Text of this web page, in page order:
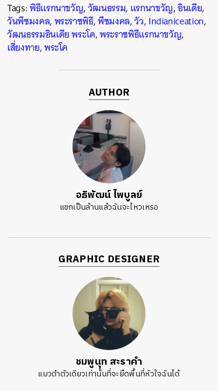
Tags:พิธีแรกนาขวัญ,วัฒนธรรม, แรกนาขวัญ,อินเดีย,
วันพืชมงคล,พระราชพิธี,พืชมงคล,วัว, Indianiceation,
วัฒนธรรมอินเดีย พระโค,พระราชพิธีแรกนาขวัญ,
เสี่ยงทาย,พระโค
AUTHOR
อธิพัฒน์ ไพบูลย์
แขกเป็นล้านแล้วฉันจะไหวเหรอ
GRAPHIC DESIGNER
ชมพูนุท สะราคำ
แมวดำตัวเดียวเท่านั้นที่จะยึดพื้นที่หัวใจฉันได้